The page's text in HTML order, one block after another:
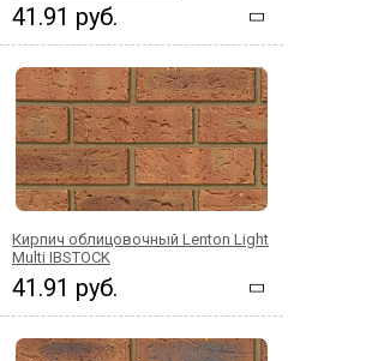
41.91 руб.
Кирпич облицовочный Lenton Light
Multi IBSTOCK
41.91 руб.